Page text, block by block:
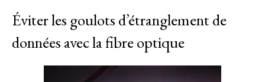
Éviter les goulots d’étranglement de
données avec la fibre optique